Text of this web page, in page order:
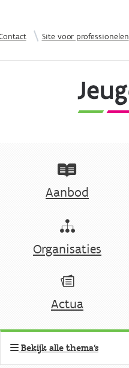
| Site voor professionelen
Aanbod
Organisaties
Actua
Bekijk alle thema's